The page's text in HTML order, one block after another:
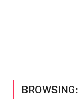
BROWSING: